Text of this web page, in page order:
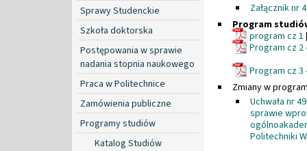
Sprawy Studenckie
Szkoła doktorska
Postępowania w sprawie
nadania stopnia naukowego
Praca w Politechnice
Zamówienia publiczne
Programy studiów
Katalog Studiów
Załącznik nr
Program
program cz 1
Program cz
Program cz
Zmiany w
Uchwała nr
sprawie
Politechniki